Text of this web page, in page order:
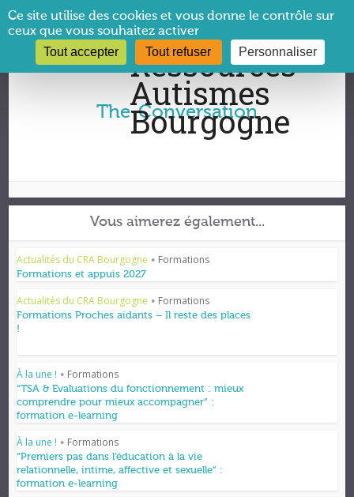
Vous êtes ici :CRA Bourgogne→The-Conversation
The-Conversation
Vous aimerez également...
Actualités du CRA Bourgogne • Formations
Formations et appuis 2027
Actualités du CRA Bourgogne • Formations
Formations Proches aidants – Il reste des places
!
À la une ! • Formations
“TSA & Evaluations du fonctionnement : mieux
comprendre pour mieux accompagner” :
formation e-learning
À la une ! • Formations
“Premiers pas dans l’éducation à la vie
relationnelle, intime, affective et sexuelle” :
formation e-learning
Panneau de gestion des cookies
Ce site utilise des cookies et vous donne le contrôle sur
ceux que vous souhaitez activer
Tout accepter Tout refuser Personnaliser